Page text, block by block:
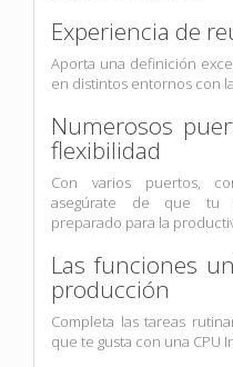
Experiencia de
Aporta una definición
en distintos entornos con
Numerosos
flexibilidad
Con varios puertos,
asegúrate de que tu
preparado para la
Las funciones
producción
Completa las tareas
que te gusta con una CPU